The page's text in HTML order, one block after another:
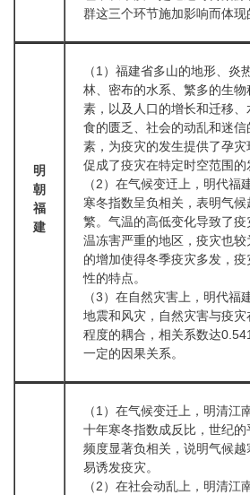
群这三个环节施加影响而体现
明
朝
福
建
（1）福建省多山的地形、炎
林、密布的水系、繁多的生物
素，以及人口的增长和迁移
食的匮乏、社会的动乱和迷信
素，为疫灾的发生提供了孕灾
促成了疫灾在特定时空范围的
（2）在气候变迀上，明代福
寒冬指数呈负相关，表明气
繁。气温的高低变化导致了
温冻害严重的地区，疫灾也
的增加使得冬季疫灾多发，
性的特点。
（3）在自然灾害上，明代福
地震和风灾，自然灾害与疫
程度的耦合，相关系数达
一定的因果关系。
（1）在气候变迁上，明清江
十年寒冬指数成反比，世纪
频度显著负相关，说明气候
易诱发疫灾。
（2）在社会动乱上，明清江